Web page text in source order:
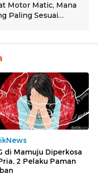
di Mamuju Diperkosa
2 Pelaku Paman